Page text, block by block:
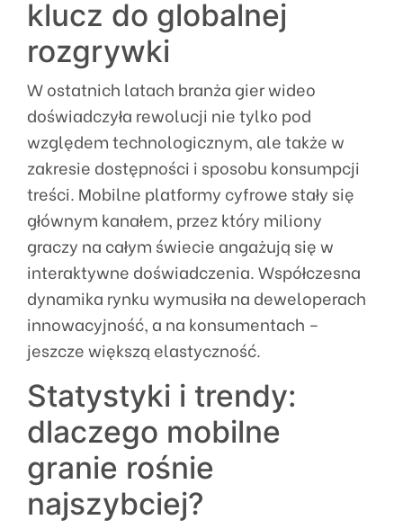
klucz do globalnej
rozgrywki
W ostatnich latach branża gier wideo
doświadczyła rewolucji nie tylko pod
względem technologicznym, ale także w
zakresie dostępności i sposobu konsumpcji
treści. Mobilne platformy cyfrowe stały się
głównym kanałem, przez który miliony
graczy na całym świecie angażują się w
interaktywne doświadczenia. Współczesna
dynamika rynku wymusiła na deweloperach
innowacyjność, a na konsumentach –
jeszcze większą elastyczność.
Statystyki i trendy:
dlaczego mobilne
granie rośnie
najszybciej?